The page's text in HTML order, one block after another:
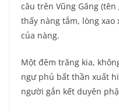
câu trên Vũng Găng
thấy nàng tắm, lòng xao
của nàng.
Một đêm trăng kia,
ngư phủ bất thần xuất
người gắn kết duyên